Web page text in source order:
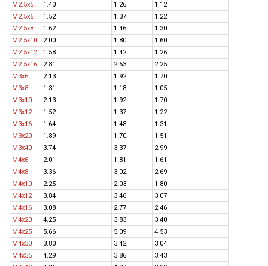
M2.5x5
1.40 1.26
1.12
M2.5x6
1.52 1.37
1.22
M2.5x8
1.62 1.46
1.30
M2.5x10
2.00 1.80
1.60
M2.5x12
1.58 1.42
1.26
M2.5x16
2.81 2.53
2.25
M3x6
2.13 1.92
1.70
M3x8
1.31 1.18
1.05
M3x10
2.13 1.92
1.70
M3x12
1.52 1.37
1.22
M3x16
1.64 1.48
1.31
M3x20
1.89 1.70
1.51
M3x40
3.74 3.37
2.99
M4x6
2.01 1.81
1.61
M4x8
3.36 3.02
2.69
M4x10
2.25 2.03
1.80
M4x12
3.84 3.46
3.07
M4x16
3.08 2.77
2.46
M4x20
4.25 3.83
3.40
M4x25
5.66 5.09
4.53
M4x30
3.80 3.42
3.04
M4x35
4.29 3.86
3.43